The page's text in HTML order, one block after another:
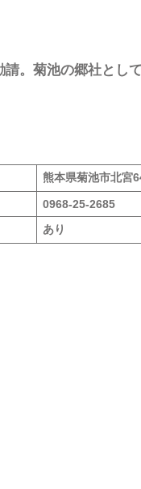
請。菊池の郷社と
熊本県菊池市北宮
0968-25-2685
あり